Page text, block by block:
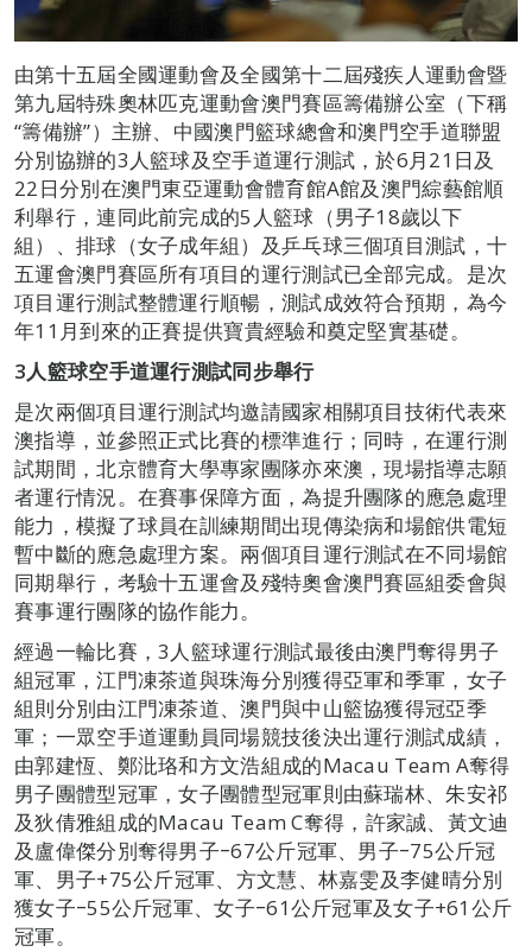
由第十五屆全國運動會及全國第十二屆殘疾人運動會暨
第九屆特殊奧林匹克運動會澳門賽區籌備辦公室（下稱
“籌備辦”）主辦、中國澳門籃球總會和澳門空手道聯盟
分別協辦的3人籃球及空手道運行測試，於6月21日及
22日分別在澳門東亞運動會體育館A館及澳門綜藝館順
利舉行，連同此前完成的5人籃球（男子18歲以下
組）、排球（女子成年組）及乒乓球三個項目測試，十
五運會澳門賽區所有項目的運行測試已全部完成。是次
項目運行測試整體運行順暢，測試成效符合預期，為今
年11月到來的正賽提供寶貴經驗和奠定堅實基礎。
3人籃球空手道運行測試同步舉行
是次兩個項目運行測試均邀請國家相關項目技術代表來
澳指導，並參照正式比賽的標準進行；同時，在運行測
試期間，北京體育大學專家團隊亦來澳，現場指導志願
者運行情況。在賽事保障方面，為提升團隊的應急處理
能力，模擬了球員在訓練期間出現傳染病和場館供電短
暫中斷的應急處理方案。兩個項目運行測試在不同場館
同期舉行，考驗十五運會及殘特奧會澳門賽區組委會與
賽事運行團隊的協作能力。
經過一輪比賽，3人籃球運行測試最後由澳門奪得男子
組冠軍，江門凍茶道與珠海分別獲得亞軍和季軍，女子
組則分別由江門凍茶道、澳門與中山籃協獲得冠亞季
軍；一眾空手道運動員同場競技後決出運行測試成績，
由郭建恆、鄭沘珞和方文浩組成的Macau Team A奪得
男子團體型冠軍，女子團體型冠軍則由蘇瑞林、朱安祁
及狄倩雅組成的Macau Team C奪得，許家誠、黃文迪
及盧偉傑分別奪得男子‒67公斤冠軍、男子‒75公斤冠
軍、男子+75公斤冠軍、方文慧、林嘉雯及李健晴分別
獲女子‒55公斤冠軍、女子‒61公斤冠軍及女子+61公斤
冠軍。